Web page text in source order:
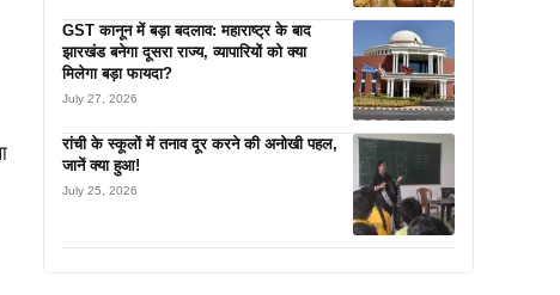
GST कानून में बड़ा बदलाव: महाराष्ट्र के बाद
झारखंड बनेगा दूसरा राज्य, व्यापारियों को क्या
मिलेगा बड़ा फायदा?
July 27, 2026
रांची के स्कूलों में तनाव दूर करने की अनोखी पहल,
जानें क्या हुआ!
July 25, 2026